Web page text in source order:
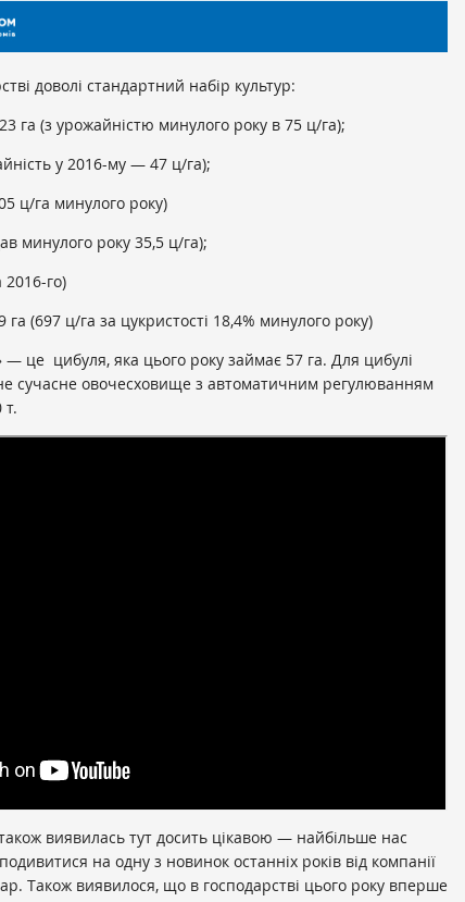
доволі стандартний набір культур:
га (з урожайністю минулого року в 75 ц/га);
у 2016-му — 47 ц/га);
ц/га минулого року)
минулого року 35,5 ц/га);
го)
(697 ц/га за цукристості 18,4% минулого року)
— це цибуля, яка цього року займає 57 га. Для цибулі
сучасне овочесховище з автоматичним регулюванням
виявилась тут досить цікавою — найбільше нас
на одну з новинок останніх років від компанії
Також виявилося, що в господарстві цього року вперше